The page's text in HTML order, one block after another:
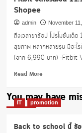
Shopee
admin November
ถึงเวลาขาช้อป โปรโมชั่นเ
สุขภาพ หลากหลายรุ่น มีอะ
(จาก 6,990 บาท) -Fitbit
Read MoreRead
about
Fitbit
โม
You may have
IT promotion
Back to school นี้ ช้